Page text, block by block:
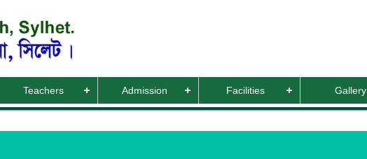
Teachers Admission Facilities Gallery